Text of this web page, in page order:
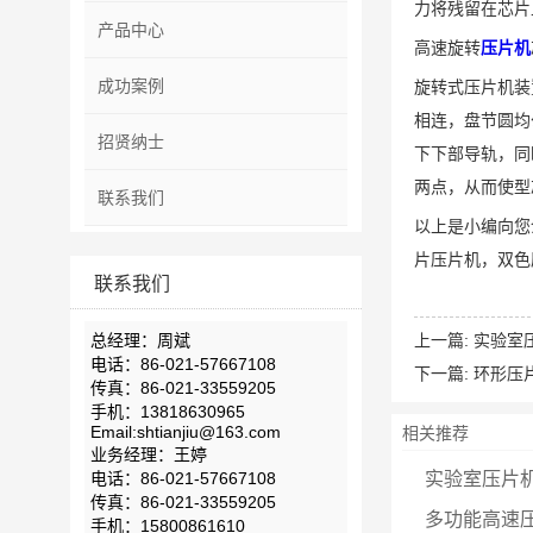
产品中心
成功案例
招贤纳士
联系我们
联系我们
总经理：周斌
电话：86-021-57667108
传真：86-021-33559205
手机：13818630965
Email:shtianjiu@163.com
业务经理：王婷
电话：86-021-57667108
传真：86-021-33559205
手机：15800861610
力将残留在芯
高速旋转压片机
旋转式压片机
相连，盘节圆
下下部导轨，
两点，从而使
以上是小编向
片压片机，双
上一篇: 实验室
下一篇: 环形压
相关推荐
实验室压片
多功能高速